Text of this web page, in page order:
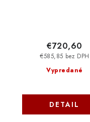
Vypredané
€585,85 bez DPH
€720,60
DETAIL